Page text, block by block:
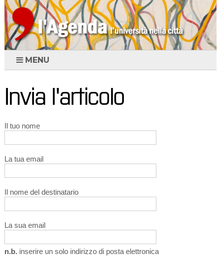
MENU
Invia l'articolo
Il tuo nome
La tua email
Il nome del destinatario
La sua email
n.b.inserire un solo indirizzo di posta elettronica